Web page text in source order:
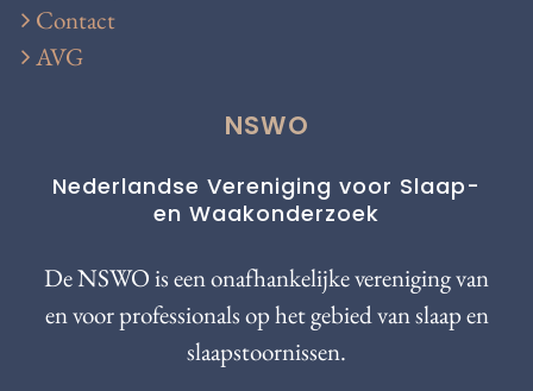
Contact
AVG
NSWO
Nederlandse Vereniging voor Slaap-
en Waakonderzoek
De NSWO is een onafhankelijke vereniging van
en voor professionals op het gebied van slaap en
slaapstoornissen.